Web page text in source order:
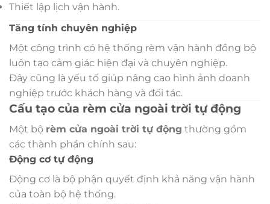
Thiết lập lịch vận hành.
Tăng tính chuyên nghiệp
Một công trình có hệ thống rèm vận hành đồng bộ
luôn tạo cảm giác hiện đại và chuyên nghiệp.
Đây cũng là yếu tố giúp nâng cao hình ảnh doanh
nghiệp trước khách hàng và đối tác.
Cấu tạo của rèm cửa ngoài trời tự động
Một bộ rèm cửa ngoài trời tự động thường gồm
các thành phần chính sau:
Động cơ tự động
Động cơ là bộ phận quyết định khả năng vận hành
của toàn bộ hệ thống.